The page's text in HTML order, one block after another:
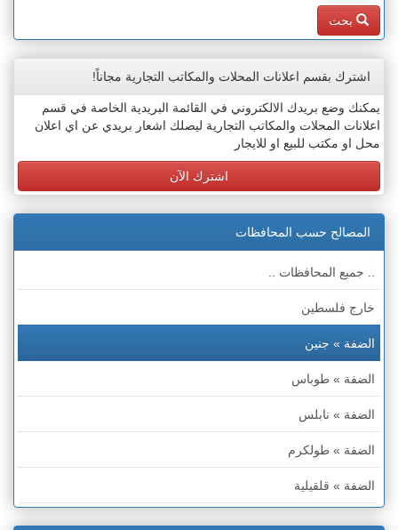
بحث
اشترك بقسم اعلانات المحلات والمكاتب التجارية مجاناً!
يمكنك وضع بريدك الالكتروني في القائمة البريدية الخاصة في قسم
اعلانات المحلات والمكاتب التجارية ليصلك اشعار بريدي عن اي اعلان
محل او مكتب للبيع او للايجار
اشترك الآن
المصالح حسب المحافظات
.. جميع المحافظات ..
خارج فلسطين
الضفة » جنين
الضفة » طوباس
الضفة » نابلس
الضفة » طولكرم
الضفة » قلقيلية